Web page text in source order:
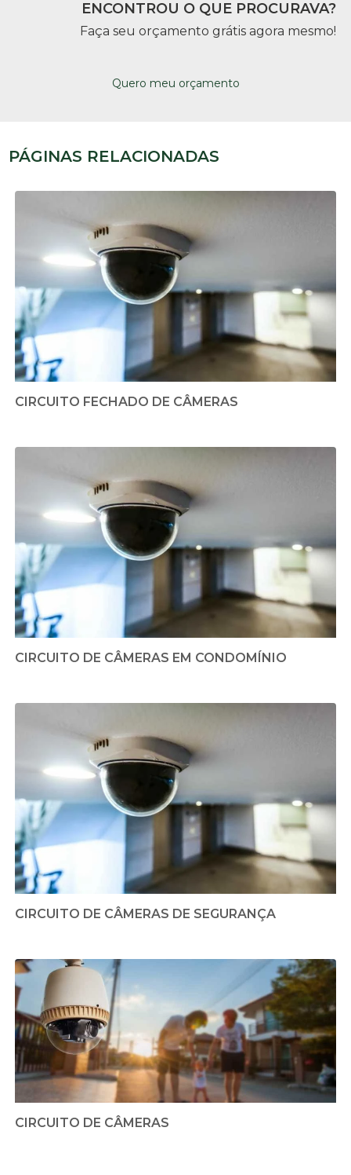
ENCONTROU O QUE PROCURAVA?
Faça seu orçamento grátis agora mesmo!
Quero meu orçamento
PÁGINAS RELACIONADAS
CIRCUITO FECHADO DE CÂMERAS
CIRCUITO DE CÂMERAS EM CONDOMÍNIO
CIRCUITO DE CÂMERAS DE SEGURANÇA
CIRCUITO DE CÂMERAS